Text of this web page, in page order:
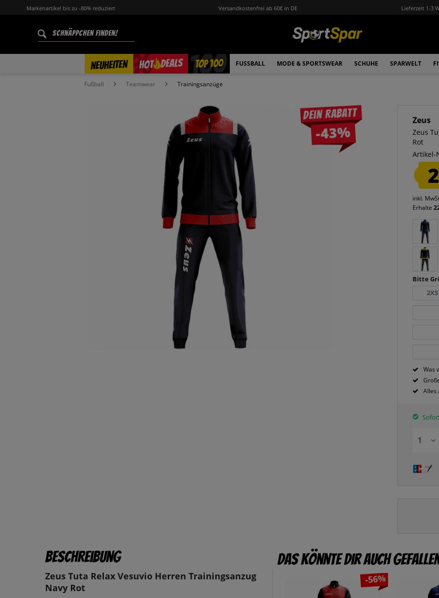
Markenartikel bis zu -80% reduziert Versandkostenfrei ab 60€ in DE Lieferzeit 1-3
NEUHEITEN HOT DEALS
% TOP 100 FUSSBALL MODE & SPORTSWEAR SCHUHE SPARWELT
Fußball Teamwear Trainingsanzüge
Dein Rabatt
-43%
Zeus
Zeus
Rot
Artikel-
inkl.
Erhalte
Bitte
Was
Alles
Beschreibung
Zeus Tuta Relax Vesuvio Herren Trainingsanzug
Navy Rot
Das könnte dir auch
-56%